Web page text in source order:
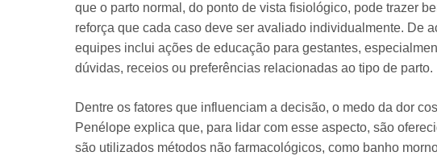
que o parto normal, do ponto de vista fisiológico, pode trazer
reforça que cada caso deve ser avaliado individualmente. De
equipes inclui ações de educação para gestantes,
dúvidas, receios ou preferências relacionadas ao tipo de parto.
Dentre os fatores que influenciam a decisão, o medo da dor
Penélope explica que, para lidar com esse aspecto, são
são utilizados métodos não farmacológicos, como banho